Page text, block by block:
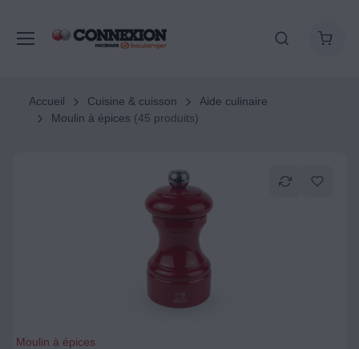
Accueil Cuisine & cuisson
Aide culinaire
Moulin à épices (45 produits)
Moulin à épices